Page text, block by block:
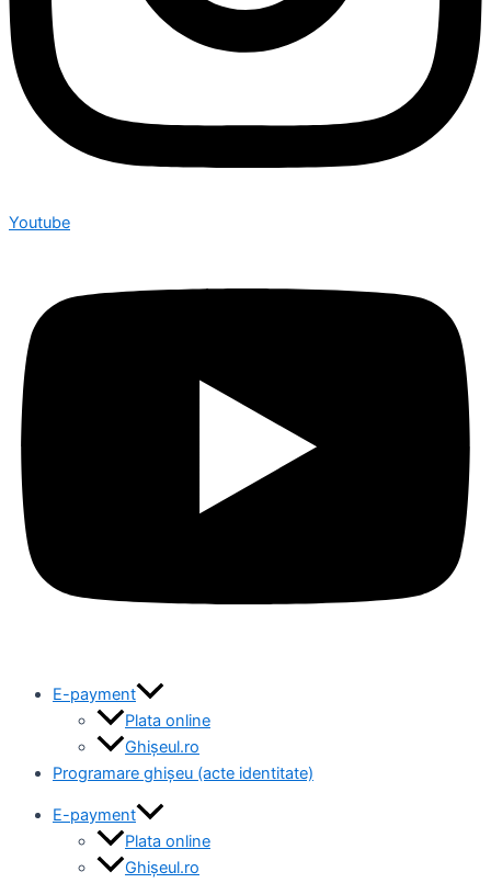
Youtube
E-payment
Plata online
Ghișeul.ro
Programare ghișeu (acte identitate)
E-payment
Plata online
Ghișeul.ro